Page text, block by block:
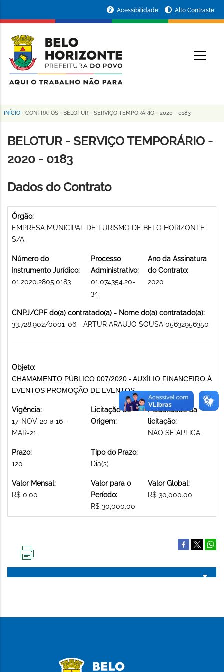
conteúdo
principal
da
Prefeitura
de
Horizonte
Acessibilidade Alto Contraste
Trilha
de
navegação
INÍCIO - CONTRATOS - BELOTUR - SERVIÇO TEMPORÁRIO - 2020 - 0183
BELOTUR - SERVIÇO TEMPORÁRIO -
2020 - 0183
Dados do Contrato
Órgão:
EMPRESA MUNICIPAL DE TURISMO DE BELO HORIZONTE
S/A
Número do
Instrumento Jurídico:
01.2020.2805.0183
Processo
Administrativo:
01.074354.20-
34
Ano da Assinatura
do Contrato:
2020
CNPJ/CPF do(a) contratado(a) - Nome do(a) contratado(a):
33.728.902/0001-06 - ARTUR ARAUJO SOUSA 05632956350
Objeto:
CHAMAMENTO PÚBLICO 007/2020 - AUXÍLIO FINANCEIRO À
EVENTOS PROMOÇÃO DE EVENTOS
Vigência:
17-NOV-20 a 16-
MAR-21
Licitação de
Origem:
Modalidade da
licitação:
NAO SE APLICA
Prazo:
120
Tipo do Prazo:
Dia(s)
Valor Mensal:
R$ 0.00
Valor para o
Período:
R$ 30,000.00
Valor Global:
R$ 30,000.00
PÁGINA